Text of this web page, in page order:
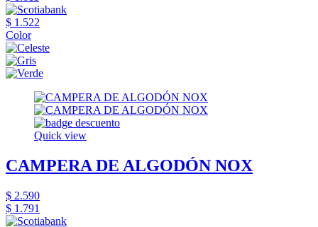
$ 1.522
Color
Quick view
CAMPERA DE ALGODÓN NOX
$ 2.590
$ 1.791